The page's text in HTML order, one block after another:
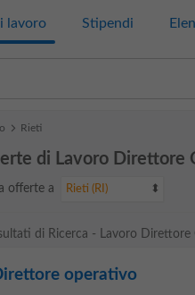
lavoro Stipendi
Rieti
di Lavoro Direttore
offerte a Rieti (RI)
di Ricerca - Lavoro
operativo